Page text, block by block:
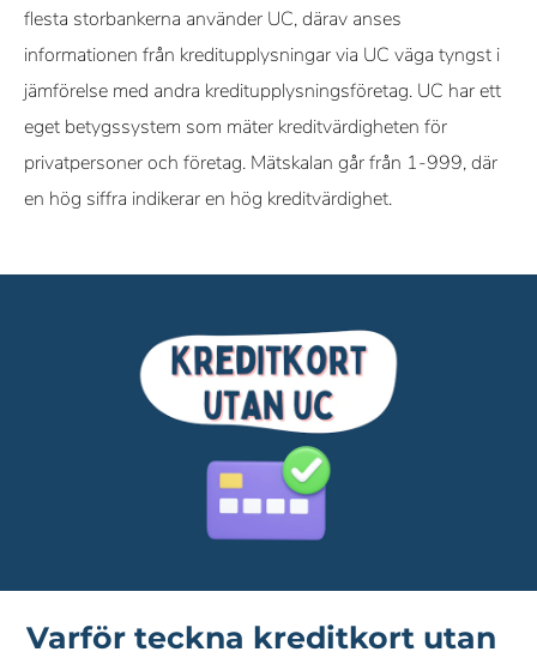
flesta storbankerna använder UC, därav anses
informationen från kreditupplysningar via UC väga tyngst i
jämförelse med andra kreditupplysningsföretag. UC har ett
eget betygssystem som mäter kreditvärdigheten för
privatpersoner och företag. Mätskalan går från 1-999, där
en hög siffra indikerar en hög kreditvärdighet.
Varför teckna kreditkort utan